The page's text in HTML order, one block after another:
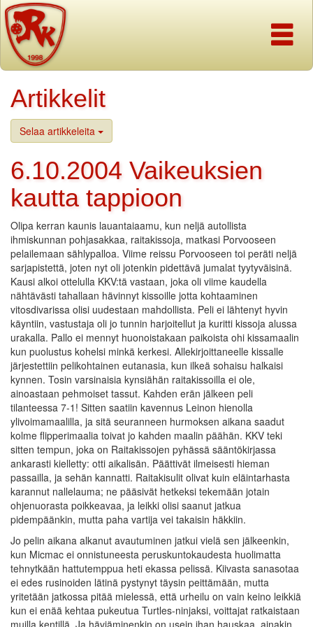
Artikkelit
Selaa artikkeleita
6.10.2004 Vaikeuksien
kautta tappioon
Olipa kerran kaunis lauantaiaamu, kun neljä autollista
ihmiskunnan pohjasakkaa, raitakissoja, matkasi Porvooseen
pelailemaan sählypalloa. Viime reissu Porvooseen toi peräti neljä
sarjapistettä, joten nyt oli jotenkin pidettävä jumalat tyytyväisinä.
Kausi alkoi ottelulla KKV:tä vastaan, joka oli viime kaudella
nähtävästi tahallaan hävinnyt kissoille jotta kohtaaminen
vitosdivarissa olisi uudestaan mahdollista. Peli ei lähtenyt hyvin
käyntiin, vastustaja oli jo tunnin harjoitellut ja kuritti kissoja alussa
urakalla. Pallo ei mennyt huonoistakaan paikoista ohi kissamaalin
kun puolustus kohelsi minkä kerkesi. Allekirjoittaneelle kissalle
järjestettiin pelikohtainen eutanasia, kun ilkeä sohaisu halkaisi
kynnen. Tosin varsinaisia kynsiähän raitakissoilla ei ole,
ainoastaan pehmoiset tassut. Kahden erän jälkeen peli
tilanteessa 7-1! Sitten saatiin kavennus Leinon hienolla
ylivoimamaalilla, ja sitä seuranneen hurmoksen aikana saadut
kolme flipperimaalia toivat jo kahden maalin päähän. KKV teki
sitten tempun, joka on Raitakissojen pyhässä sääntökirjassa
ankarasti kielletty: otti aikalisän. Päättivät ilmeisesti hieman
passailla, ja sehän kannatti. Raitakisulit olivat kuin eläintarhasta
karannut nallelauma; ne pääsivät hetkeksi tekemään jotain
ohjenuorasta poikkeavaa, ja leikki olisi saanut jatkua
pidempäänkin, mutta paha vartija vei takaisin häkkiin.
Jo pelin aikana alkanut avautuminen jatkui vielä sen jälkeenkin,
kun Micmac ei onnistuneesta peruskuntokaudesta huolimatta
tehnytkään hattutemppua heti ekassa pelissä. Kiivasta sanasotaa
ei edes rusinoiden lätinä pystynyt täysin peittämään, mutta
yritetään jatkossa pitää mielessä, että urheilu on vain keino leikkiä
kun ei enää kehtaa pukeutua Turtles-ninjaksi, voittajat ratkaistaan
muilla kentillä. Ja häviäminenkin on usein ihan hauskaa, ainakin